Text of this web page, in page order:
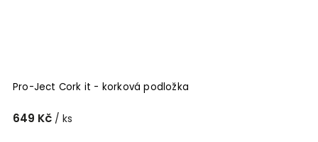
Pro-Ject Cork it - korková podložka
649 Kč / ks